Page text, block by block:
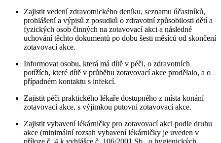
Zajistit vedení zdravotnického deníku, seznamu účastníků,
prohlášení a výpisů z posudků o zdravotní způsobilosti dětí a
fyzických osob činných na zotavovací akci a následné
uchování těchto dokumentů po dobu šesti měsíců od skončení
zotavovací akce.
Informovat osobu, která má dítě v péči, o zdravotních
potížích, které dítě v průběhu zotavovací akce prodělalo, a o
případném kontaktu s infekcí.
Zajistit péči praktického lékaře dostupného z místa konání
zotavovací akce, s výjimkou putovní zotavovací akce.
Zajistit vybavení lékárničky pro zotavovací akci podle druhu
akce (minimální rozsah vybavení lékárničky je uveden v